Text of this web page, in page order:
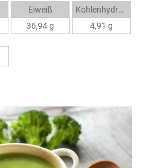
Eiweiß
36,94 g
Kohlenhydrate
4,91 g